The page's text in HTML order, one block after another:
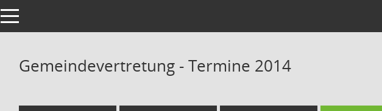
Toggle navigation
Gemeindevertretung - Termine 2014